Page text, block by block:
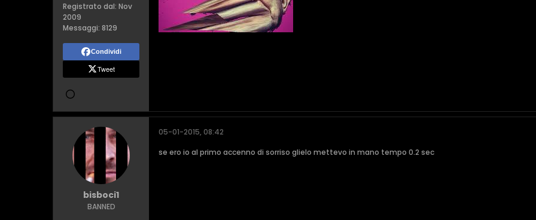
Registrato dal: Nov
2009
Messaggi: 8129
Condividi
Tweet
bisboci1
BANNED
05-01-2015, 08:42
se ero io al primo accenno di sorriso glielo mettevo in mano tempo 0.2 sec